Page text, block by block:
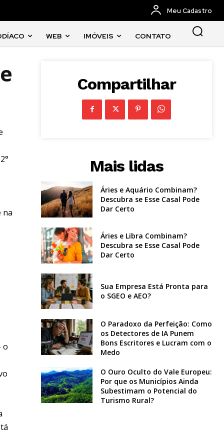
Meu Cadastro
WEB IMÓVEIS CONTATO
na
o
Compartilhar
Mais lidas
Áries e Aquário Combinam?
Descubra se Esse Casal Pode
Dar Certo
Áries e Libra Combinam?
Descubra se Esse Casal Pode
Dar Certo
Sua Empresa Está Pronta para
o SGEO e AEO?
O Paradoxo da Perfeição: Como
os Detectores de IA Punem
Bons Escritores e Lucram com o
Medo
O Ouro Oculto do Vale Europeu:
Por que os Municípios Ainda
Subestimam o Potencial do
Turismo Rural?